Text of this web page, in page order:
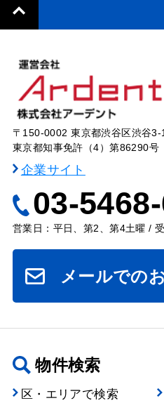
〒150-0002 東京都渋谷区渋谷
東京都知事免許（4）第86290号
企業サイト
03-
営業日：平日、第2、第4土曜 /
メールでの
物件検索
区・エリアで検索